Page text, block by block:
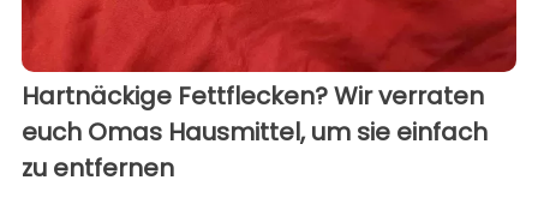
Hartnäckige Fettflecken? Wir verraten
euch Omas Hausmittel, um sie einfach
zu entfernen